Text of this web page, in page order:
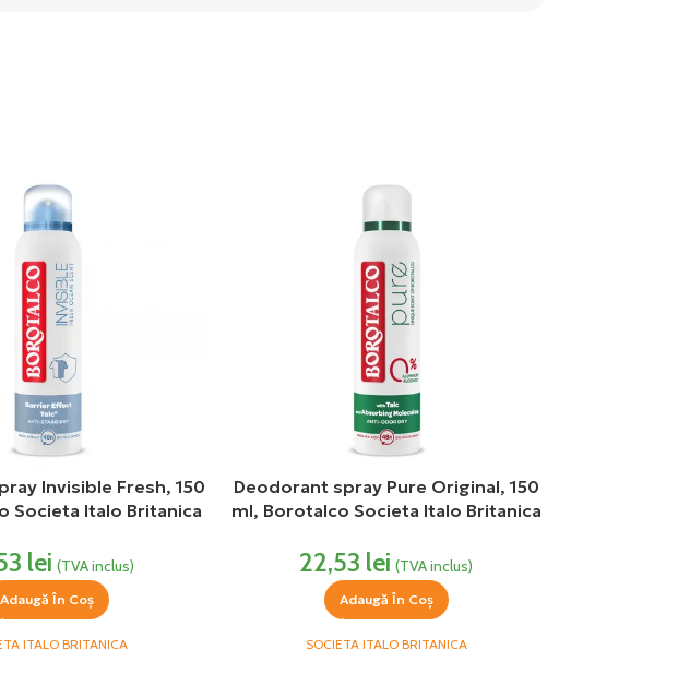
Invisible Fresh, 150
Societa Italo Britanica
lei (TVA inclus)
Adaugă În Coș
ITALO BRITANICA
Deodorant spray Pure Original, 150
ml, Borotalco Societa Italo Britanica
22,53 lei (TVA inclus)
Adaugă În Coș
SOCIETA ITALO BRITANICA